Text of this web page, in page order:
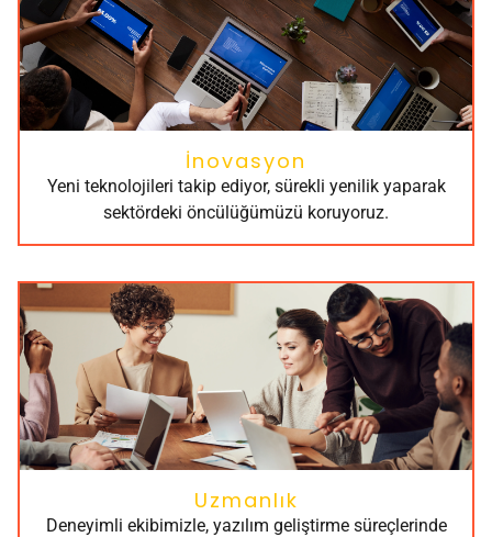
İnovasyon
Yeni teknolojileri takip ediyor, sürekli yenilik yaparak
sektördeki öncülüğümüzü koruyoruz.
Uzmanlık
Deneyimli ekibimizle, yazılım geliştirme süreçlerinde